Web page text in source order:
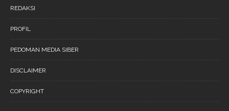
REDAKSI
PROFIL
PEDOMAN MEDIA SIBER
DISCLAIMER
COPYRIGHT